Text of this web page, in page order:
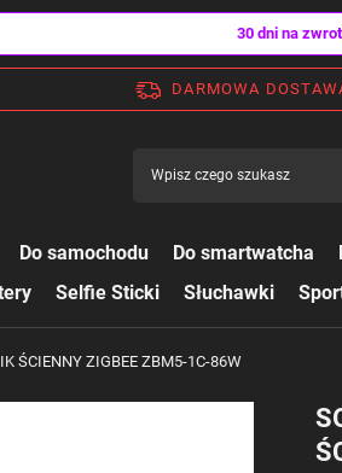
30 dni na zwrot
DARMOWA
Do samochodu Do smartwatcha
Selfie Sticki Słuchawki
ŚCIENNY ZIGBEE ZBM5-1C-86W